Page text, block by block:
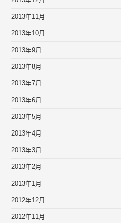
2013年11月
2013年10月
2013年9月
2013年8月
2013年7月
2013年6月
2013年5月
2013年4月
2013年3月
2013年2月
2013年1月
2012年12月
2012年11月